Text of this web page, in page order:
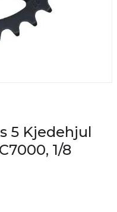
5 Kjedehjul
1/8